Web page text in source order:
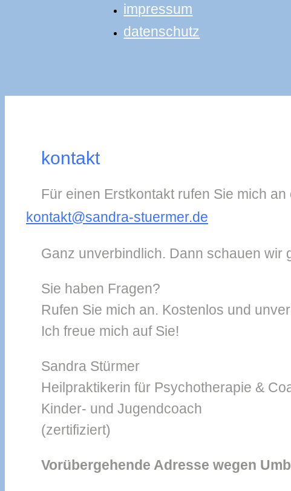
impressum
datenschutz
kontakt
Für einen Erstkontakt rufen Sie mich
kontakt@sandra-stuermer.de
Ganz unverbindlich. Dann schauen wir
Sie haben Fragen?
Rufen Sie mich an. Kostenlos und
Ich freue mich auf Sie!
Sandra Stürmer
Heilpraktikerin für Psychotherapie &
Kinder- und Jugendcoach
(zertifiziert)
Vorübergehende Adresse wegen